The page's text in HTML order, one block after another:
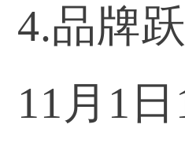
4.品牌
11月1